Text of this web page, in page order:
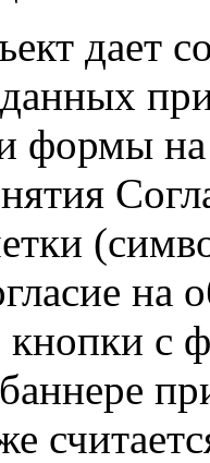
формы на
на
с